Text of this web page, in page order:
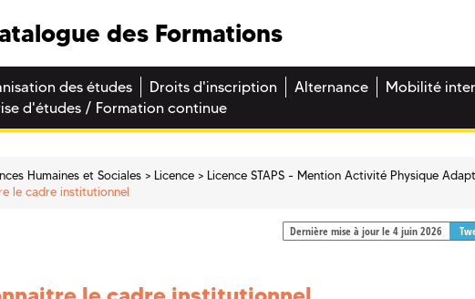
des Formations
des études Droits d'inscription Alternance Mobilité
d'études / Formation continue
Humaines et Sociales Licence
Licence STAPS - Mention Activité Physique
le cadre institutionnel
Dernière mise à jour le 4 juin 2026